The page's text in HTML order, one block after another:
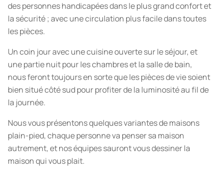
des personnes handicapées dans le plus grand confort et
la sécurité ; avec une circulation plus facile dans toutes
les pièces.
Un coin jour avec une cuisine ouverte sur le séjour, et
une partie nuit pour les chambres et la salle de bain,
nous feront toujours en sorte que les pièces de vie soient
bien situé côté sud pour profiter de la luminosité au fil de
la journée.
Nous vous présentons quelques variantes de maisons
plain-pied, chaque personne va penser sa maison
autrement, et nos équipes sauront vous dessiner la
maison qui vous plait.